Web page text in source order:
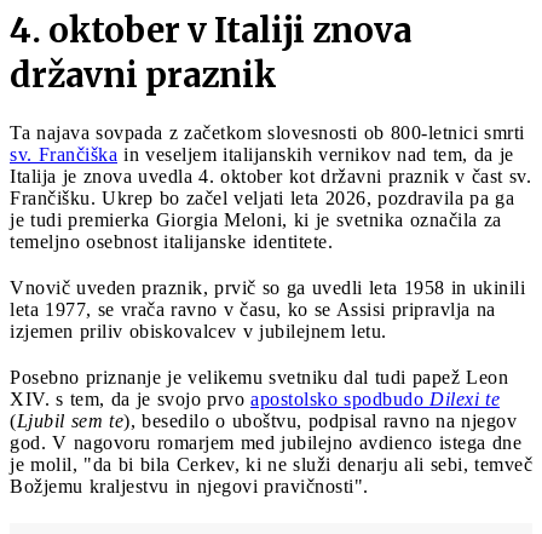
4. oktober v Italiji znova
državni praznik
Ta najava sovpada z začetkom slovesnosti ob 800-letnici smrti
sv. Frančiška in veseljem italijanskih vernikov nad tem, da je
Italija je znova uvedla 4. oktober kot državni praznik v čast sv.
Frančišku. Ukrep bo začel veljati leta 2026, pozdravila pa ga
je tudi premierka Giorgia Meloni, ki je svetnika označila za
temeljno osebnost italijanske identitete.
Vnovič uveden praznik, prvič so ga uvedli leta 1958 in ukinili
leta 1977, se vrača ravno v času, ko se Assisi pripravlja na
izjemen priliv obiskovalcev v jubilejnem letu.
Posebno priznanje je velikemu svetniku dal tudi papež Leon
XIV. s tem, da je svojo prvo apostolsko spodbudo Dilexi te
(Ljubil sem te), besedilo o uboštvu, podpisal ravno na njegov
god. V nagovoru romarjem med jubilejno avdienco istega dne
je molil, "da bi bila Cerkev, ki ne služi denarju ali sebi, temveč
Božjemu kraljestvu in njegovi pravičnosti".